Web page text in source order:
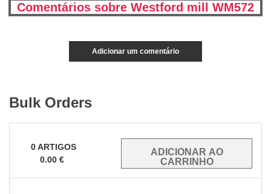
Comentários sobre Westford mill WM572
Adicionar um comentário
Bulk Orders
0ARTIGOS
0.00 €